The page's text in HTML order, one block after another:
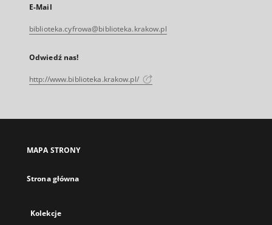
E-Mail
biblioteka.cyfrowa@biblioteka.krakow.pl
Odwiedź nas!
http://www.biblioteka.krakow.pl/
MAPA STRONY
Strona główna
Kolekcje